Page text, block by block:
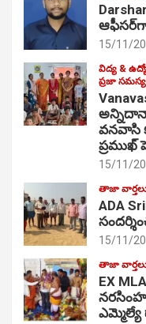
15/11/
విద్య &
ప్రజా
వనవాసి
ప్రముఖ్
15/11/
తాజా
ADA
15/11/
తాజా
EX